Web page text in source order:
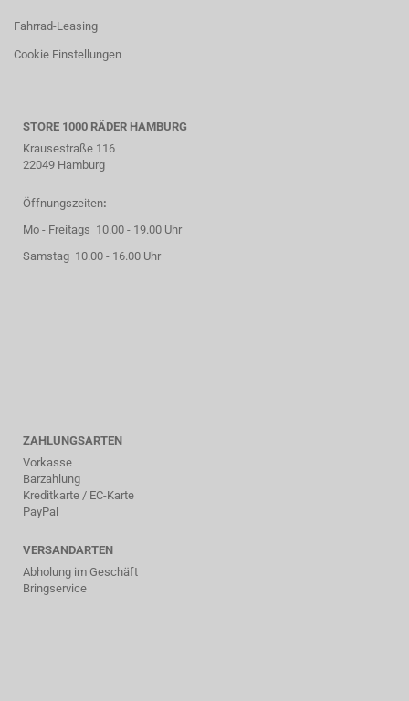
Fahrrad-Leasing
Cookie Einstellungen
STORE 1000 RÄDER HAMBURG
Krausestraße 116
22049 Hamburg
Öffnungszeiten:
Mo - Freitags 10.00 - 19.00 Uhr
Samstag 10.00 - 16.00 Uhr
ZAHLUNGSARTEN
Vorkasse
Barzahlung
Kreditkarte / EC-Karte
PayPal
VERSANDARTEN
Abholung im Geschäft
Bringservice